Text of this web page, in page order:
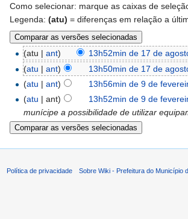
Como selecionar: marque as caixas de
Legenda: (atu) = diferenças em relação a
(atu |ant) 13h52min de 17 de
(atu |ant) 13h50min de 17 de
(atu |ant) 13h56min de 9 de
(atu | ant) 13h52min de 9 de
munícipe a possibilidade de utilizar
Política de privacidade Sobre Wiki - Prefeitura do Município